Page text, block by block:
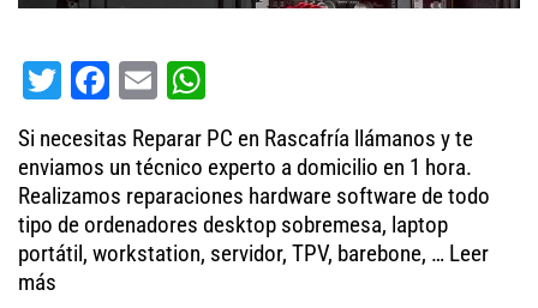
T
tt
er
Fa
ce
bo
ok
E
ail
ha
ts
A
pp
Si necesitas Reparar PC en Rascafría llámanos y te
enviamos un técnico experto a domicilio en 1 hora.
Realizamos reparaciones hardware software de todo
tipo de ordenadores desktop sobremesa, laptop
portátil, workstation, servidor, TPV, barebone, … Leer
más